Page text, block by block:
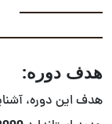
هدف دوره:
هدف این دوره،